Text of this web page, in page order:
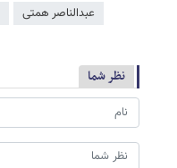
عبدالناصر همتی
نظر شما